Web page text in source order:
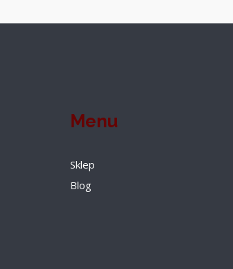
Menu
Sklep
Blog